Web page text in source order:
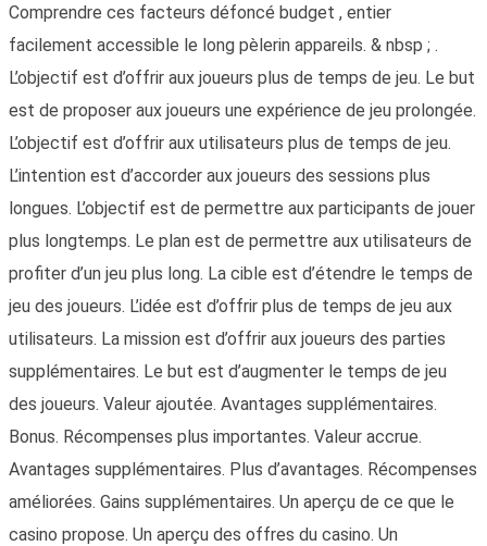
Comprendre ces facteurs défoncé budget , entier
facilement accessible le long pèlerin appareils. & nbsp ; .
L’objectif est d’offrir aux joueurs plus de temps de jeu. Le but
est de proposer aux joueurs une expérience de jeu prolongée.
L’objectif est d’offrir aux utilisateurs plus de temps de jeu.
L’intention est d’accorder aux joueurs des sessions plus
longues. L’objectif est de permettre aux participants de jouer
plus longtemps. Le plan est de permettre aux utilisateurs de
profiter d’un jeu plus long. La cible est d’étendre le temps de
jeu des joueurs. L’idée est d’offrir plus de temps de jeu aux
utilisateurs. La mission est d’offrir aux joueurs des parties
supplémentaires. Le but est d’augmenter le temps de jeu
des joueurs. Valeur ajoutée. Avantages supplémentaires.
Bonus. Récompenses plus importantes. Valeur accrue.
Avantages supplémentaires. Plus d’avantages. Récompenses
améliorées. Gains supplémentaires. Un aperçu de ce que le
casino propose. Un aperçu des offres du casino. Un